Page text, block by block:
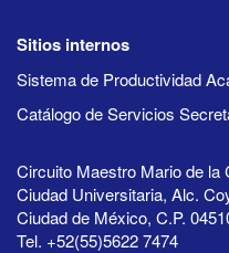
Sitios internos
Sistema de Productividad
Catálogo de Servicios
Circuito Maestro Mario de la
Ciudad Universitaria, Alc.
Ciudad de México, C.P.
Tel. +52(55)5622 7474